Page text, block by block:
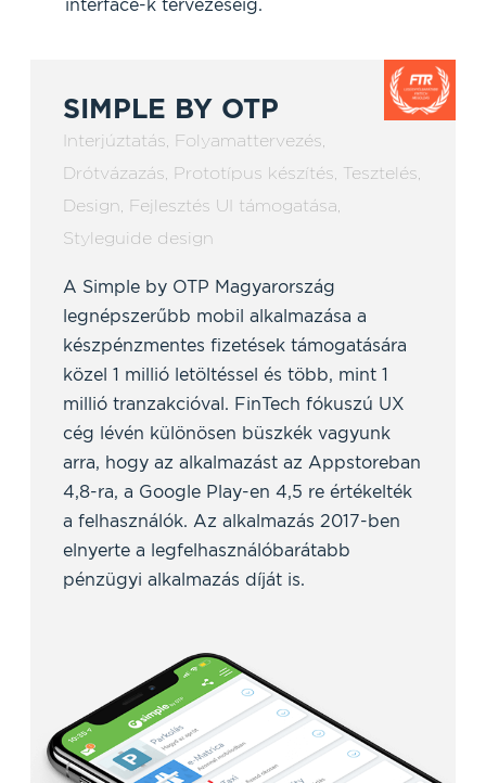
interface-k tervezéséig.
SIMPLE BY OTP
Interjúztatás, Folyamattervezés,
Drótvázazás, Prototípus készítés, Tesztelés,
Design, Fejlesztés UI támogatása,
Styleguide design
A Simple by OTP Magyarország
legnépszerűbb mobil alkalmazása a
készpénzmentes fizetések támogatására
közel 1 millió letöltéssel és több, mint 1
millió tranzakcióval. FinTech fókuszú UX
cég lévén különösen büszkék vagyunk
arra, hogy az alkalmazást az Appstoreban
4,8-ra, a Google Play-en 4,5 re értékelték
a felhasználók. Az alkalmazás 2017-ben
elnyerte a legfelhasználóbarátabb
pénzügyi alkalmazás díját is.